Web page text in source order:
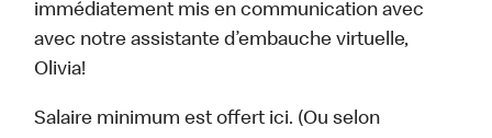
immédiatement mis en communication avec
avec notre assistante d’embauche virtuelle,
Olivia!
Salaire minimum est offert ici. (Ou selon